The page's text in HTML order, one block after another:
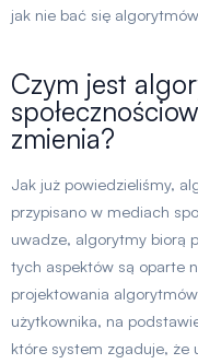
jak nie bać się
Czym jest
zmienia?
Jak już powiedzieliśmy,
przypisano w mediach
uwadze, algorytmy biorą
tych aspektów są oparte
projektowania
użytkownika, na
które system zgaduje, że